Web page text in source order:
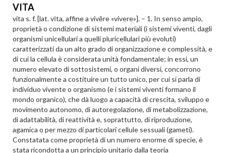
VITA
vita s. f. [lat. vīta, affine a vivĕre «vivere»]. – 1. In senso ampio,
proprietà o condizione di sistemi materiali (i sistemi viventi, dagli
organismi unicellulari a quelli pluricellulari più evoluti)
caratterizzati da un alto grado di organizzazione e complessità, e
di cui la cellula è considerata unità fondamentale; in essi, un
numero elevato di sottosistemi, o organi diversi, concorrono
funzionalmente a costituire un tutto unico, per cui si parla di
individuo vivente o organismo (e i sistemi viventi formano il
mondo organico), che dà luogo a capacità di crescita, sviluppo e
movimento autonomo, di autoregolazione, di metabolizzazione,
di adattabilità, di reattività e, soprattutto, di riproduzione,
agamica o per mezzo di particolari cellule sessuali (gameti).
Constatata come proprietà di un numero enorme di specie, è
stata ricondotta a un principio unitario dalla teoria